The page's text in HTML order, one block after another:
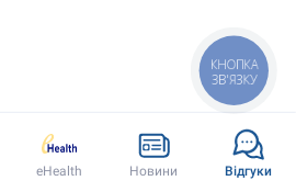
eHealth Новини Відгуки
КНОПКА
ЗВ'ЯЗКУ